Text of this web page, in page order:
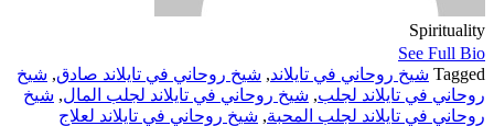
Spirituality
See Full Bio
Tagged شيخ روحاني في تايلاند, شيخ روحاني في تايلاند صادق, شيخ
روحاني في تايلاند لجلب, شيخ روحاني في تايلاند لجلب المال, شيخ
روحاني في تايلاند لجلب المحبة, شيخ روحاني في تايلاند لعلاج